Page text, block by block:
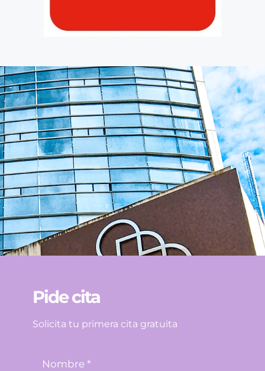
Pide cita
Solicita tu primera cita gratuita